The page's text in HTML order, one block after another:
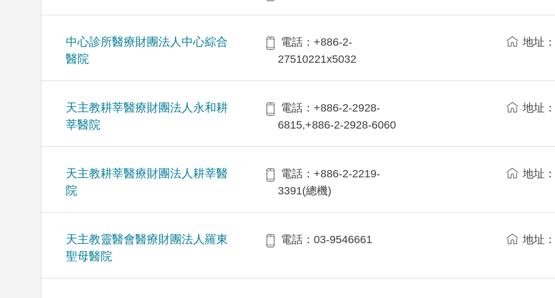
中心診所醫療財團法人中心綜合
醫院
電話：+886-2-
27510221x5032
地址
天主教耕莘醫療財團法人永和耕
莘醫院
電話：+886-2-2928-
6815,+886-2-2928-6060
地址
天主教耕莘醫療財團法人耕莘醫
院
電話：+886-2-2219-
3391(總機)
地址
天主教靈醫會醫療財團法人羅東
聖母醫院
電話：03-9546661 地址